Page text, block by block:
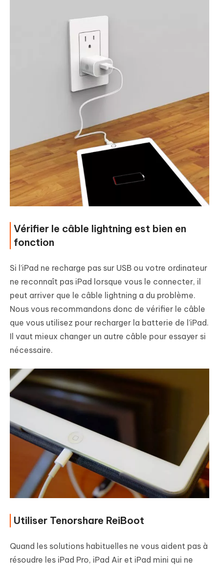
Vérifier le câble lightning est bien en
fonction
Si l’iPad ne recharge pas sur USB ou votre ordinateur
ne reconnaît pas iPad lorsque vous le connecter, il
peut arriver que le câble lightning a du problème.
Nous vous recommandons donc de vérifier le câble
que vous utilisez pour recharger la batterie de l’iPad.
Il vaut mieux changer un autre câble pour essayer si
nécessaire.
Utiliser Tenorshare ReiBoot
Quand les solutions habituelles ne vous aident pas à
résoudre les iPad Pro, iPad Air et iPad mini qui ne